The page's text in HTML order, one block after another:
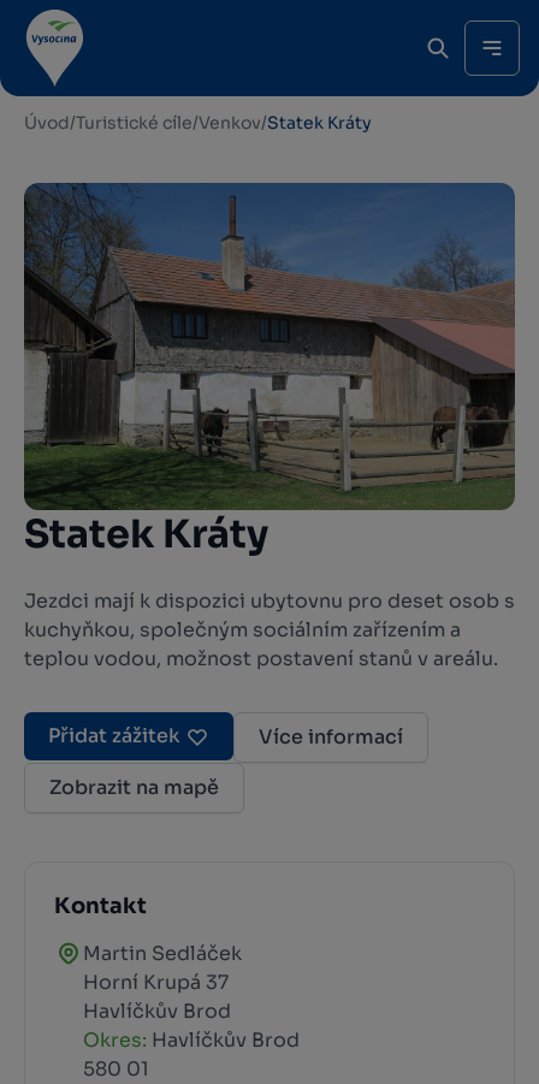
Úvod/Turistické cíle/Venkov/Statek Kráty
Statek Kráty
Jezdci mají k dispozici ubytovnu pro deset osob s
kuchyňkou, společným sociálním zařízením a
teplou vodou, možnost postavení stanů v areálu.
Přidat zážitek
Více informací
Zobrazit na mapě
Kontakt
Martin Sedláček
Horní Krupá 37
Havlíčkův Brod
Okres: Havlíčkův Brod
580 01